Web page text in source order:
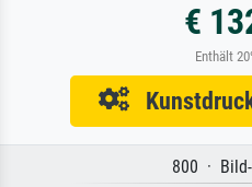
€
Enthält
800 ·